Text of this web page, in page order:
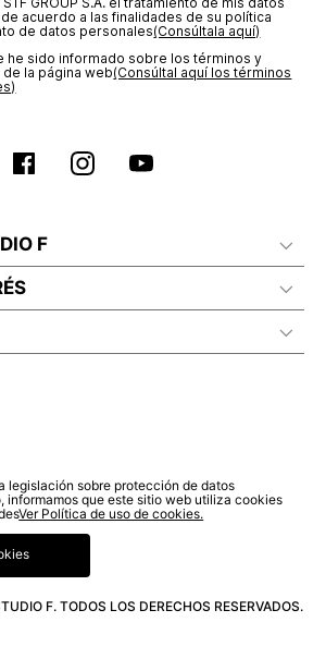
acuerdo a las finalidades de su política
de datos personales‎(Consúltala aquí)
he sido informado sobre los términos y
la página web‎(Consúltal aquí los términos
F
F. TODOS LOS DERECHOS RESERVADOS.
legislación sobre protección de datos
informamos que este sitio web utiliza cookies
Ver Política de uso de cookies.